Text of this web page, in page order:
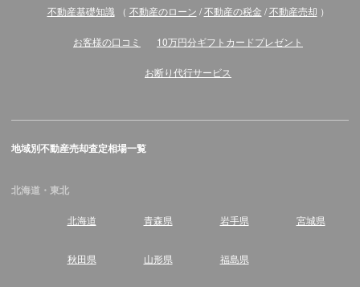
不動産基礎知識 （ 不動産のローン /不動産の税金 /不動産売却 ）
お客様の口コミ 10万円分ギフトカードプレゼント
お断り代行サービス
地域別不動産売却査定相場一覧
北海道・東北
北海道 青森県 岩手県 宮城県
秋田県 山形県 福島県